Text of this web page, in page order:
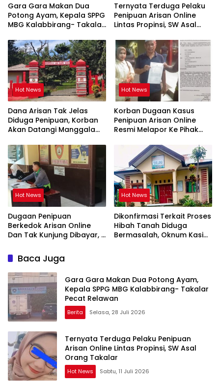
Gara Gara Makan Dua
Potong Ayam, Kepala SPPG
MBG Kalabbirang- Takalar
Ternyata Terduga Pelaku
Penipuan Arisan Online
Lintas Propinsi, SW Asal
Hot News
Dana Arisan Tak Jelas
Diduga Penipuan, Korban
Akan Datangi Manggala
Kepala Balai Kehutanan
Bulurokeng Turun Tangan
Hot News
Korban Dugaan Kasus
Penipuan Arisan Online
Resmi Melapor Ke Pihak
Hot News
Dugaan Penipuan
Berkedok Arisan Online
Dan Tak Kunjung Dibayar,
Hukum
Hot News
Dikonfirmasi Terkait Proses
Hibah Tanah Diduga
Bermasalah, Oknum Kasi
Baca Juga
Gara Gara Makan Dua Potong Ayam,
Kepala SPPG MBG Kalabbirang- Takalar
Pecat Relawan
Berita Selasa, 28 Juli 2026
Ternyata Terduga Pelaku Penipuan
Arisan Online Lintas Propinsi, SW Asal
Orang Takalar
Hot News Sabtu, 11 Juli 2026